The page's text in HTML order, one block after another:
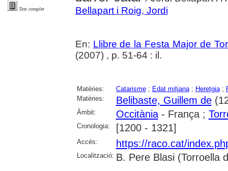
Text complet
Bellapart i Roig, Jordi
En: Llibre de la Festa Major de
(2007) , p. 51-64 : il.
Matèries: Catarisme; Edat mitjana; Heretgia;
Matèries:
Belibaste, Guillem de
Àmbit: Occitània- França ;
Cronologia: [1200 - 1321]
Accés: https://raco.cat/
Localització: B. Pere Blasi (Torroella